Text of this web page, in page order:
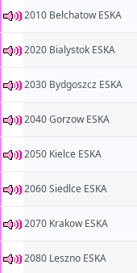
2010 Belchatow ESKA
2020 Bialystok ESKA
2030 Bydgoszcz ESKA
2040 Gorzow ESKA
2050 Kielce ESKA
2060 Siedlce ESKA
2070 Krakow ESKA
2080 Leszno ESKA